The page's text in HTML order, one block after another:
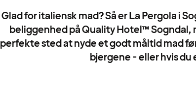
Glad for italiensk mad? Så er La Pergola i
beliggenhed på Quality Hotel™ Sogndal,
perfekte sted at nyde et godt måltid mad
bjergene - eller hvis